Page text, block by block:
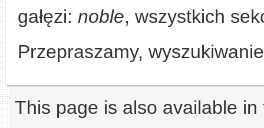
gałęzi: noble, wszystkich
Przepraszamy,
This page is also available